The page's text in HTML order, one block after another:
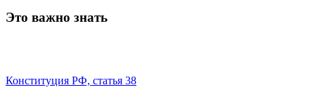
Это важно знать
Конституция РФ, статья 38